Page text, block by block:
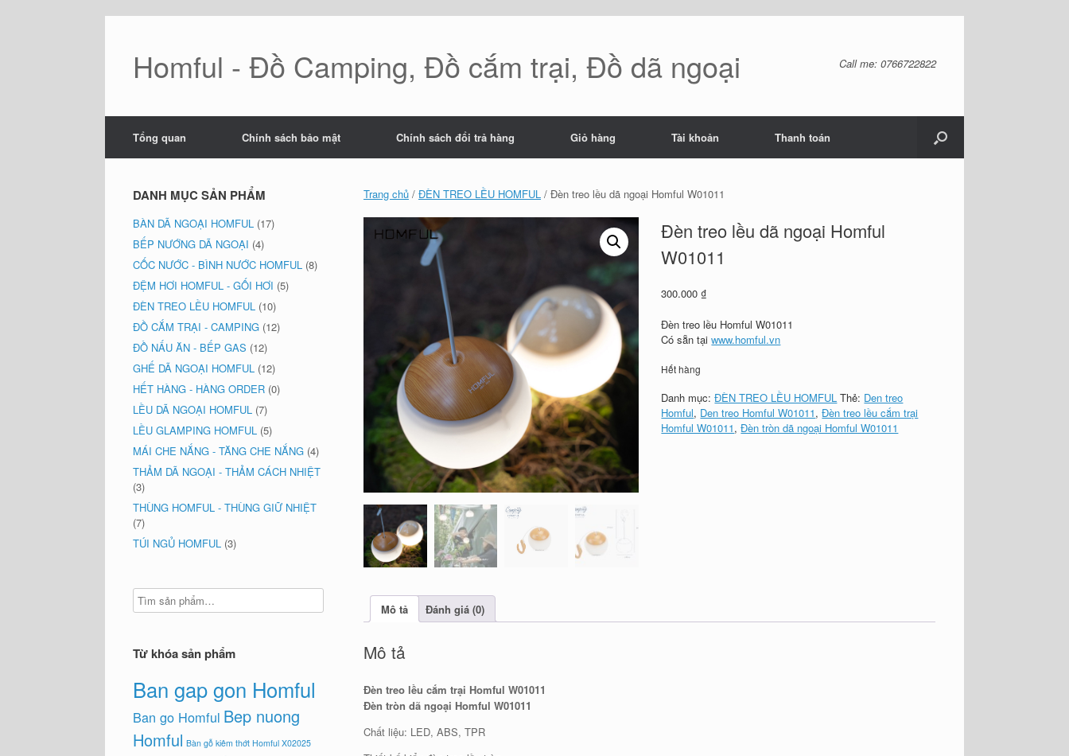
Homful - Đồ Camping, Đồ cắm trại, Đồ dã ngoại Call me: 0766722822
Tổng quan Chính sách bảo mật Chính sách đổi trả hàng Giỏ hàng Tài khoản Thanh toán
Trang chủ /ĐÈN TREO LỀU HOMFUL / Đèn treo lều dã ngoại Homful W01011
Đèn treo lều dã ngoại Homful
W01011
300.000 ₫
Đèn treo lều Homful W01011
Có sẵn tạiwww.homful.vn
Hết hàng
Danh mục:ĐÈN TREO LỀU HOMFUL Thẻ: Den treo
Homful, Den treo Homful W01011,Đèn treo lều cắm trại
Homful W01011,Đèn tròn dã ngoại Homful W01011
Mô tả Đánh giá (0)
Mô tả
Đèn treo lều cắm trại Homful W01011
Đèn tròn dã ngoại Homful W01011
Chất liệu: LED, ABS, TPR
DANH MỤC SẢN PHẨM
BÀN DÃ NGOẠI HOMFUL (17)
BẾP NƯỚNG DÃ NGOẠI (4)
CỐC NƯỚC - BÌNH NƯỚC HOMFUL (8)
ĐỆM HƠI HOMFUL - GỐI HƠI (5)
ĐÈN TREO LỀU HOMFUL (10)
ĐỒ CẮM TRẠI - CAMPING (12)
ĐỒ NẤU ĂN - BẾP GAS (12)
GHẾ DÃ NGOẠI HOMFUL (12)
HẾT HÀNG - HÀNG ORDER (0)
LỀU DÃ NGOẠI HOMFUL (7)
LỀU GLAMPING HOMFUL (5)
MÁI CHE NẮNG - TĂNG CHE NẮNG (4)
THẢM DÃ NGOẠI - THẢM CÁCH NHIỆT
(3)
THÙNG HOMFUL - THÙNG GIỮ NHIỆT
(7)
TÚI NGỦ HOMFUL (3)
Từ khóa sản phẩm
Ban gap gon Homful
Ban go Homful Bep nuong
Homful Bàn gỗ kiêm thớt Homful X02025